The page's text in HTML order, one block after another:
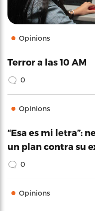
Opinions
Terror a las 10 AM
0
Opinions
“Esa es mi letra”:
un plan contra su
0
Opinions